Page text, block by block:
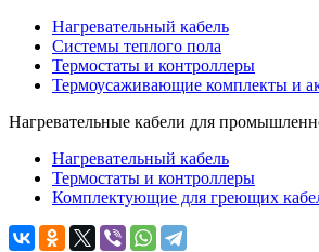
Нагревательный кабель
Системы теплого пола
Термостаты и контроллеры
Термоусаживающие комплекты и
Нагревательные кабели для
Нагревательный кабель
Термостаты и контроллеры
Комплектующие для греющих